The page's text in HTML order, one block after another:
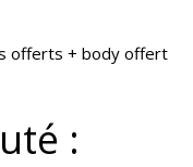
offerts + body offert
: